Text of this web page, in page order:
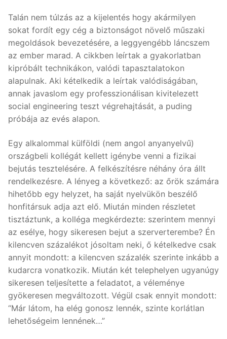
Talán nem túlzás az a kijelentés hogy akármilyen
sokat fordít egy cég a biztonságot növelő műszaki
megoldások bevezetésére, a leggyengébb láncszem
az ember marad. A cikkben leírtak a gyakorlatban
kipróbált technikákon, valódi tapasztalatokon
alapulnak. Aki kételkedik a leírtak valódiságában,
annak javaslom egy professzionálisan kivitelezett
social engineering teszt végrehajtását, a puding
próbája az evés alapon.
Egy alkalommal külföldi (nem angol anyanyelvű)
országbeli kollégát kellett igénybe venni a fizikai
bejutás tesztelésére. A felkészítésre néhány óra állt
rendelkezésre. A lényeg a következő: az őrök számára
hihetőbb egy helyzet, ha saját nyelvükön beszélő
honfitársuk adja azt elő. Miután minden részletet
tisztáztunk, a kolléga megkérdezte: szerintem mennyi
az esélye, hogy sikeresen bejut a szerverterembe? Én
kilencven százalékot jósoltam neki, ő kételkedve csak
annyit mondott: a kilencven százalék szerinte inkább a
kudarcra vonatkozik. Miután két telephelyen ugyanúgy
sikeresen teljesítette a feladatot, a véleménye
gyökeresen megváltozott. Végül csak ennyit mondott:
“Már látom, ha elég gonosz lennék, szinte korlátlan
lehetőségeim lennének…”